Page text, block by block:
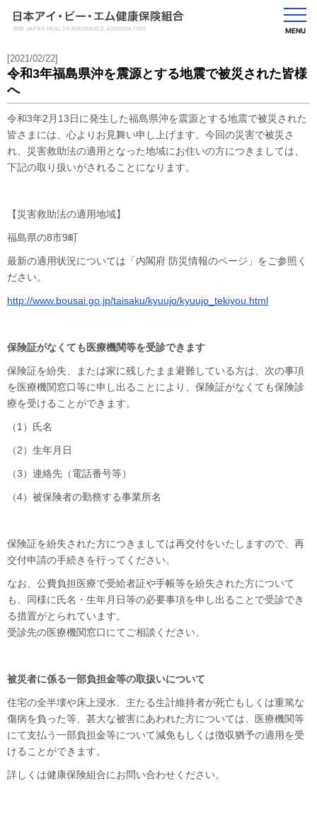
MENU
[2021/02/22]
令和3年福島県沖を震源とする地震で被災された皆様
へ
令和3年2月13日に発生した福島県沖を震源とする地震で被災された
皆さまには、心よりお見舞い申し上げます。今回の災害で被災さ
れ、災害救助法の適用となった地域にお住いの方につきましては、
下記の取り扱いがされることになります。
【災害救助法の適用地域】
福島県の8市9町
最新の適用状況については「内閣府 防災情報のページ」をご参照く
ださい。
http://www.bousai.go.jp/taisaku/kyuujo/kyuujo_tekiyou.html
保険証がなくても医療機関等を受診できます
保険証を紛失、または家に残したまま避難している方は、次の事項
を医療機関窓口等に申し出ることにより、保険証がなくても保険診
療を受けることができます。
（1）氏名
（2）生年月日
（3）連絡先（電話番号等）
（4）被保険者の勤務する事業所名
保険証を紛失された方につきましては再交付をいたしますので、再
交付申請の手続きを行ってください。
なお、公費負担医療で受給者証や手帳等を紛失された方について
も、同様に氏名・生年月日等の必要事項を申し出ることで受診でき
る措置がとられています。
受診先の医療機関窓口にてご相談ください。
被災者に係る一部負担金等の取扱いについて
住宅の全半壊や床上浸水、主たる生計維持者が死亡もしくは重篤な
傷病を負った等、甚大な被害にあわれた方については、医療機関等
にて支払う一部負担金等について減免もしくは徴収猶予の適用を受
けることができます。
詳しくは健康保険組合にお問い合わせください。